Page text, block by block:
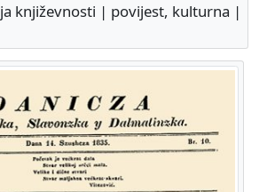
književnosti | povijest, kulturna |